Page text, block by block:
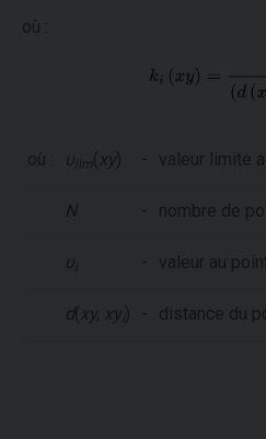
où :
où : υ lim ( xy) - valeur limite
N - nombre de
υ - valeur au
d( xy, xy ) - distance du